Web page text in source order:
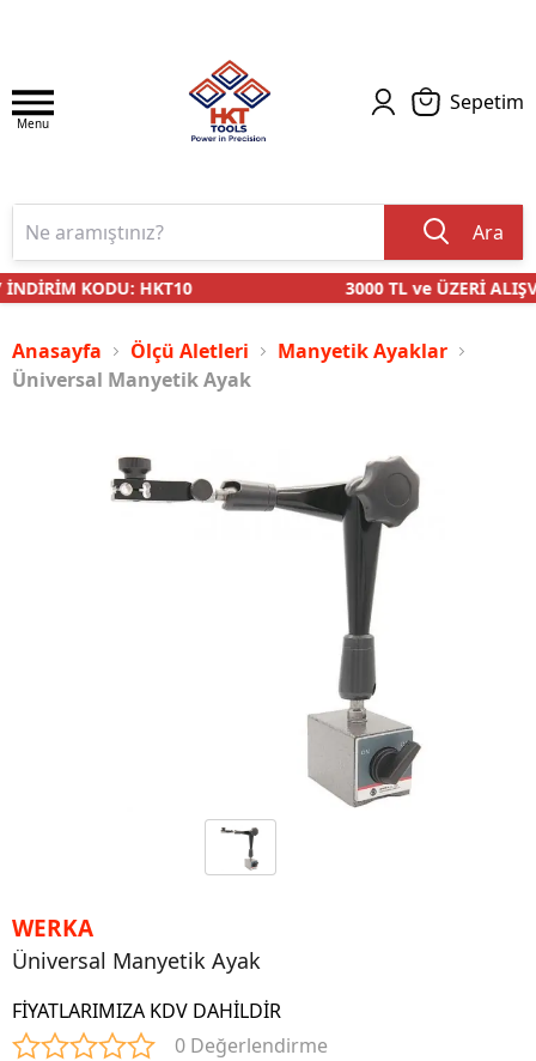
Menu
Sepetim
Ara
KODU: HKT10 3000 TL ve ÜZERİ
Anasayfa Ölçü Aletleri
Manyetik Ayaklar
Üniversal Manyetik Ayak
WERKA
Üniversal Manyetik Ayak
FİYATLARIMIZA KDV DAHİLDİR
0 Değerlendirme